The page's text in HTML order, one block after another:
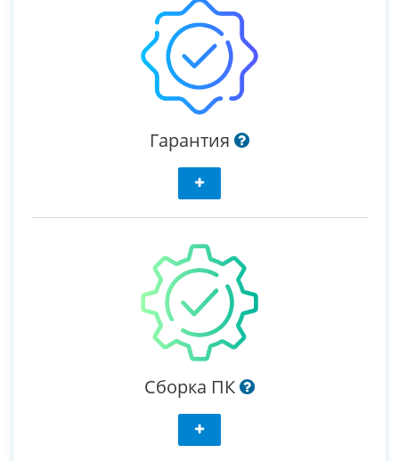
Гарантия
Сборка ПК